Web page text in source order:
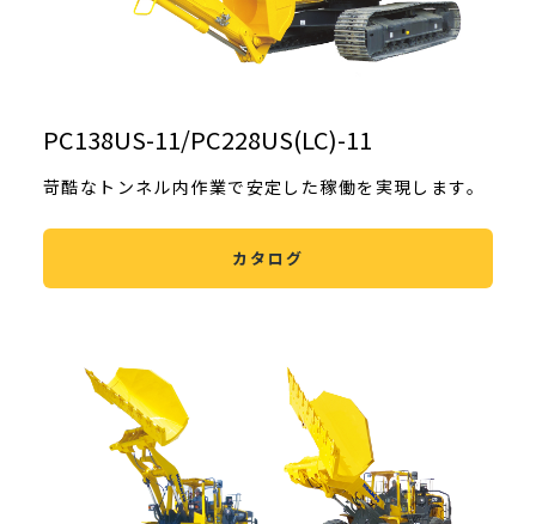
PC138US-11/PC228US(LC)-11
苛酷なトンネル内作業で安定した稼働を実現します。
カタログ